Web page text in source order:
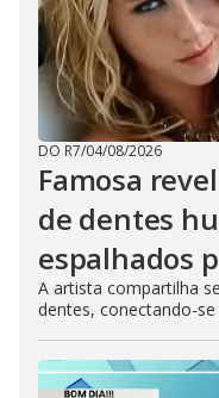
DO R7/04/08/2026
Famosa
de dentes
espalhados
A artista compartilha
dentes, conectando-